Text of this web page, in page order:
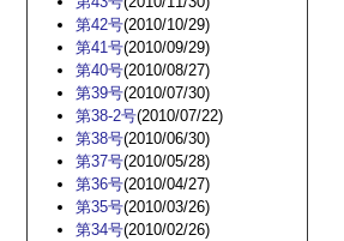
第42号(2010/10/29)
第41号(2010/09/29)
第40号(2010/08/27)
第39号(2010/07/30)
第38-2号(2010/07/22)
第38号(2010/06/30)
第37号(2010/05/28)
第36号(2010/04/27)
第35号(2010/03/26)
第34号(2010/02/26)